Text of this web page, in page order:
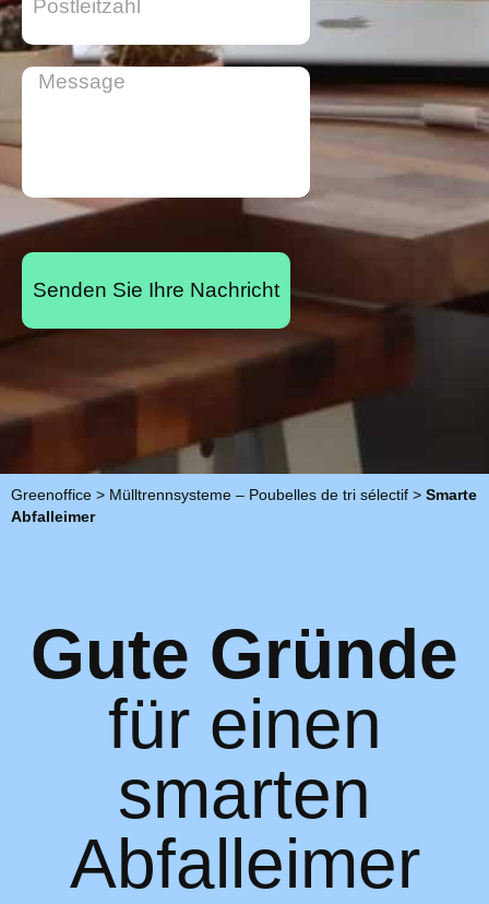
Senden Sie Ihre Nachricht
Greenoffice > Mülltrennsysteme – Poubelles de tri sélectif > Smarte
Abfalleimer
Gute Gründe
für einen
smarten
Abfalleimer